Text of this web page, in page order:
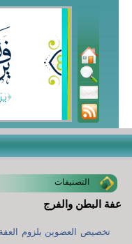
التصنيفات
عفة البطن والفرج
تخصيص العضوين بلزوم